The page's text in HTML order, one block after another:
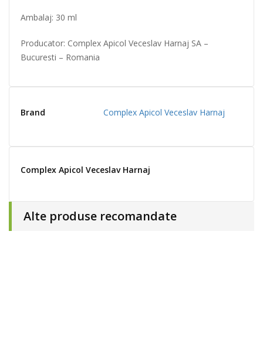
Ambalaj: 30 ml
Producator: Complex Apicol Veceslav Harnaj SA –
Bucuresti – Romania
Brand Complex Apicol Veceslav Harnaj
Complex Apicol Veceslav Harnaj
Alte produse recomandate